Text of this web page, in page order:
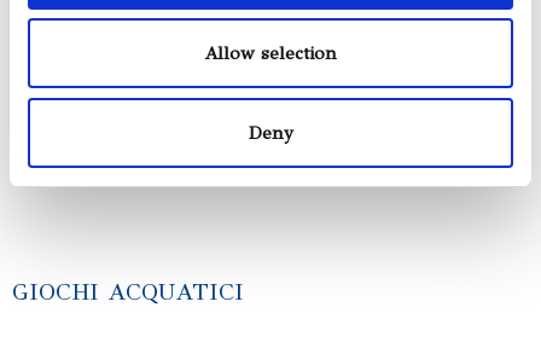
Allow selection
Deny
Aria condizionata (fredda/calda)
Plotter Cartographic Station (due stazioni indipendenti)
AIS
Frigoriferi
GIOCHI ACQUATICI